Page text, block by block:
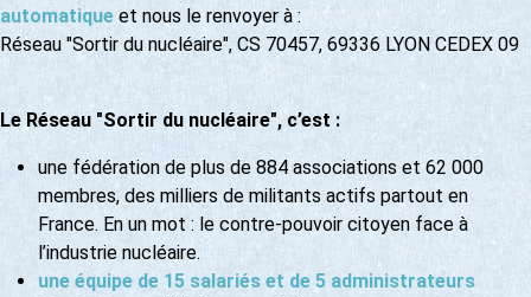
automatique et nous le renvoyer à :
Réseau "Sortir du nucléaire", CS 70457, 69336 LYON CEDEX 09
Le Réseau "Sortir du nucléaire", c’est :
une fédération de plus de 884 associations et 62 000
membres, des milliers de militants actifs partout en
France. En un mot : le contre-pouvoir citoyen face à
l’industrie nucléaire.
une équipe de 15 salariés et de 5 administrateurs